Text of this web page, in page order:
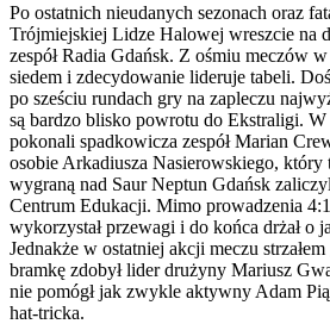
Po ostatnich nieudanych sezonach oraz
Trójmiejskiej Lidze Halowej wreszcie na
zespół Radia Gdańsk. Z ośmiu meczów
siedem i zdecydowanie lideruje tabeli.
po sześciu rundach gry na zapleczu
są bardzo blisko powrotu do Ekstraligi. W
pokonali spadkowicza zespół Marian
osobie Arkadiusza Nasierowskiego, który
wygraną nad Saur Neptun Gdańsk
Centrum Edukacji. Mimo prowadzenia
wykorzystał przewagi i do końca drżał o
Jednakże w ostatniej akcji meczu
bramkę zdobył lider drużyny Mariusz
nie pomógł jak zwykle aktywny Adam
hat-tricka.